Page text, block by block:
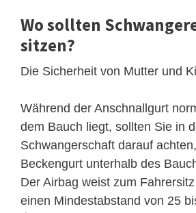
Wo sollten
sitzen?
Die Sicherheit von Mutter und
Während der Anschnallgurt
dem Bauch liegt, sollten Sie in
Schwangerschaft darauf
Beckengurt unterhalb des
Der Airbag weist zum
einen Mindestabstand von 25